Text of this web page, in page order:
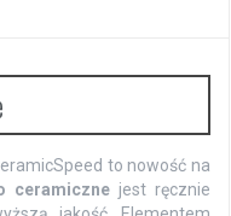
to nowość na
ceramicznejest ręcznie